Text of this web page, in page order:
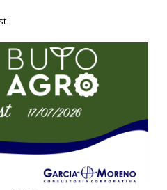
#149
e tributário de uma semana!
comentar ...